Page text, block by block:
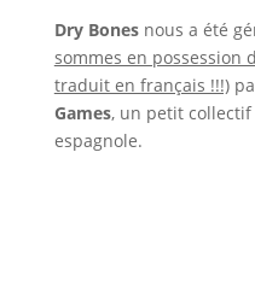
Dry Bones nous a été
sommes en possession
traduit en français !!!)
Games, un petit collectif
espagnole.